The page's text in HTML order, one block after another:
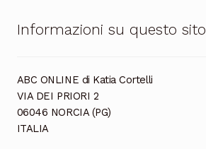
Informazioni su questo sito
ABC ONLINE di Katia Cortelli
VIA DEI PRIORI 2
06046 NORCIA (PG)
ITALIA